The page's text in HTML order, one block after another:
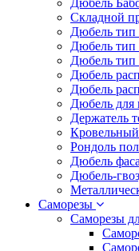
Дюбель
Складной
Дюбель тип
Дюбель тип
Дюбель тип
Дюбель
Дюбель
Дюбель для
Держатель
Рондоль
Дюбель
Дюбель-
Саморезы
Саморезы